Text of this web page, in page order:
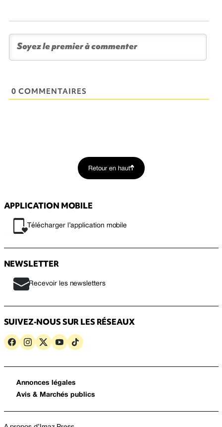
0 COMMENTAIRES
Retour en haut
APPLICATION MOBILE
Télécharger l’application mobile
NEWSLETTER
Recevoir les newsletters
SUIVEZ-NOUS SUR LES RÉSEAUX
Annonces légales
Avis & Marchés publics